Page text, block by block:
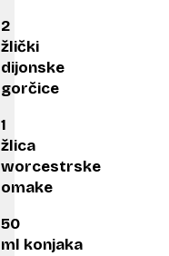
2
žlički
dijonske
gorčice
1
žlica
worcestrske
omake
50
ml konjaka